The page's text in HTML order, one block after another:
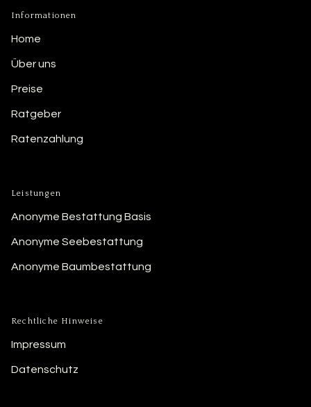
Informationen
Home
Über uns
Preise
Ratgeber
Ratenzahlung
Leistungen
Anonyme Bestattung Basis
Anonyme Seebestattung
Anonyme Baumbestattung
Rechtliche Hinweise
Impressum
Datenschutz